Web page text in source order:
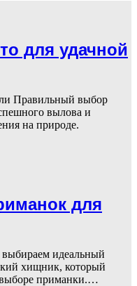
для удачной
Правильный выбор
вылова и
на природе.
для
идеальный
хищник, который
выборе приманки.…